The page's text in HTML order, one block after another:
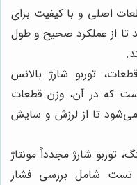
اصلی و با کیفیت برای
تا از عملکرد صحیح و طول
توربو شارژ بالانس
که در آن، وزن قطعات
می‌شود تا از لرزش و سایش
توربو شارژ مجدداً مونتاژ
شامل بررسی فشار